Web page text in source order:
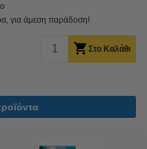
για άμεση παράδοση!
Στο Καλάθι